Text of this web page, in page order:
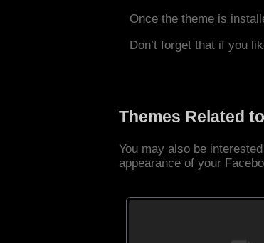
Once the theme is
Don’t forget that if you
Themes Related
You may also be
appearance of your